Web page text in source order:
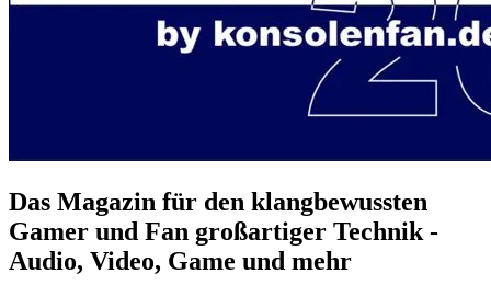
Das Magazin für den klangbewussten
Gamer und Fan großartiger Technik -
Audio, Video, Game und mehr